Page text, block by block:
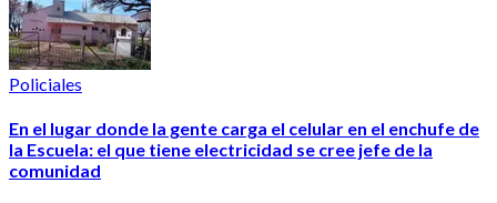
Policiales
En el lugar donde la gente carga el celular en el enchufe de
la Escuela: el que tiene electricidad se cree jefe de la
comunidad